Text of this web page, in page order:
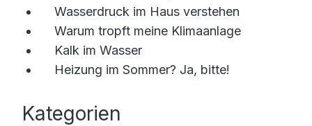
Wasserdruck im Haus verstehen
Warum tropft meine Klimaanlage
Kalk im Wasser
Heizung im Sommer? Ja, bitte!
Kategorien